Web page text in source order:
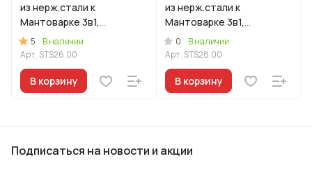
из нерж.стали к
Мантоварке 3в1,
диаметром 26 см
5
В наличии
Арт. STS26.00
В корзину
из нерж.стали к
Мантоварке 3в1,
диаметром 28 см
0
В наличии
Арт. STS28.00
В корзину
Подписаться на новости и акции